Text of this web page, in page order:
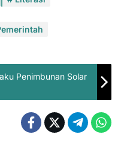
Penimbunan Solar